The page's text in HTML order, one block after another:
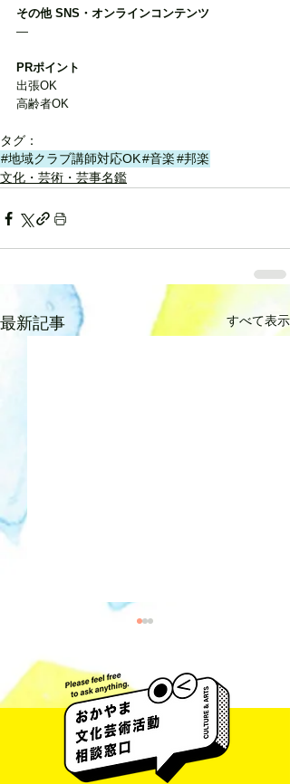
その他 SNS・オンラインコンテンツ
―
PRポイント
出張OK
高齢者OK
タグ：
#地域クラブ講師対応OK#音楽#邦楽
文化・芸術・芸事名鑑
最新記事 すべて表示
梅田彩香 Ayaka Umeda